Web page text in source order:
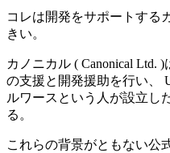
コレは開発をサポートする
きい。
カノニカル ( Canonical Ltd.
の支援と開発援助を行い、
ルワースという人が設立し
る。
これらの背景がともない公